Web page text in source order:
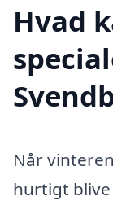
Hvad
Når
hurtigt